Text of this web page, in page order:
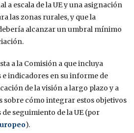
a escala de la UE y una asignación
las zonas rurales, y que la
alcanzar un umbral mínimo
a la Comisión a que incluya
e indicadores en su informe de
de la visión a largo plazo y a
sobre cómo integrar estos objetivos
de seguimiento de la UE (por
).